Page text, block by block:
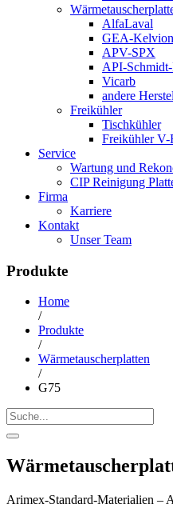
AlfaLaval
GEA-Kelvion
APV-SPX
API-
Vicarb
andere
Freikühler
Tischkühler
Freikühler V-
Service
Wartung und
CIP Reinigung
Firma
Karriere
Kontakt
Unser Team
Produkte
Home
/
Produkte
/
Wärmetauscherplatten
/
G75
Arimex-Standard-Materialien –